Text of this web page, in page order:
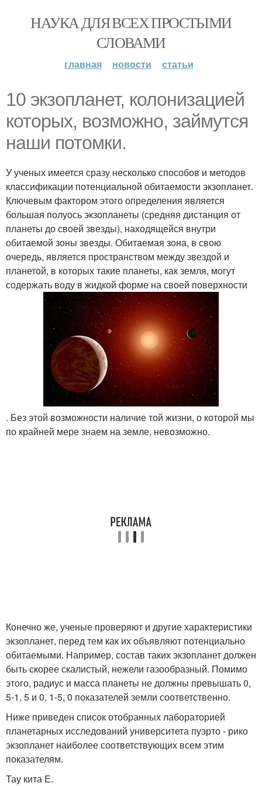
НАУКА ДЛЯ ВСЕХ ПРОСТЫМИ
СЛОВАМИ
главная новости статьи
10 экзопланет, колонизацией
которых, возможно, займутся
наши потомки.
У ученых имеется сразу несколько способов и методов
классификации потенциальной обитаемости экзопланет.
Ключевым фактором этого определения является
большая полуось экзопланеты (средняя дистанция от
планеты до своей звезды), находящейся внутри
обитаемой зоны звезды. Обитаемая зона, в свою
очередь, является пространством между звездой и
планетой, в которых такие планеты, как земля, могут
содержать воду в жидкой форме на своей поверхности
. Без этой возможности наличие той жизни, о которой мы
по крайней мере знаем на земле, невозможно.
Конечно же, ученые проверяют и другие характеристики
экзопланет, перед тем как их объявляют потенциально
обитаемыми. Например, состав таких экзопланет должен
быть скорее скалистый, нежели газообразный. Помимо
этого, радиус и масса планеты не должны превышать 0,
5-1, 5 и 0, 1-5, 0 показателей земли соответственно.
Ниже приведен список отобранных лабораторией
планетарных исследований университета пуэрто - рико
экзопланет наиболее соответствующих всем этим
показателям.
Тау кита Е.